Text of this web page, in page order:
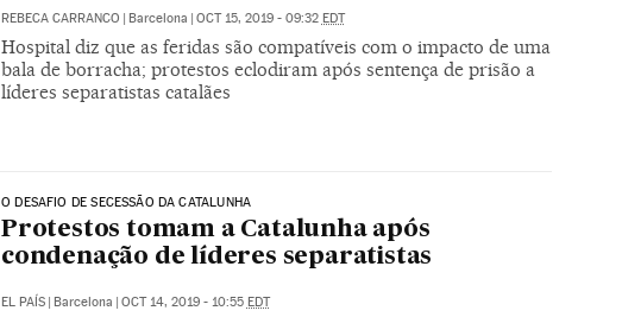
REBECA CARRANCO Barcelona OCT 15, 2019 - 09:32 EDT
Hospital diz que as feridas são compatíveis com o impacto de uma
bala de borracha; protestos eclodiram após sentença de prisão a
líderes separatistas catalães
O DESAFIO DE SECESSÃO DA CATALUNHA
Protestos tomam a Catalunha após
condenação de líderes separatistas
EL PAÍS | Barcelona | OCT 14, 2019 - 10:55 EDT